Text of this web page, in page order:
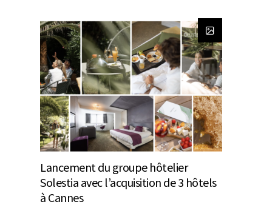
Lancement du groupe hôtelier
Solestia avec l’acquisition de 3 hôtels
à Cannes